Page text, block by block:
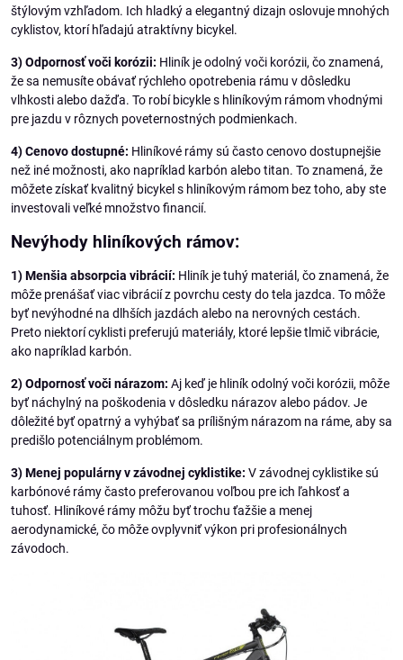
štýlovým vzhľadom. Ich hladký a elegantný dizajn oslovuje mnohých
cyklistov, ktorí hľadajú atraktívny bicykel.
3) Odpornosť voči korózii: Hliník je odolný voči korózii, čo znamená,
že sa nemusíte obávať rýchleho opotrebenia rámu v dôsledku
vlhkosti alebo dažďa. To robí bicykle s hliníkovým rámom vhodnými
pre jazdu v rôznych poveternostných podmienkach.
4) Cenovo dostupné: Hliníkové rámy sú často cenovo dostupnejšie
než iné možnosti, ako napríklad karbón alebo titan. To znamená, že
môžete získať kvalitný bicykel s hliníkovým rámom bez toho, aby ste
investovali veľké množstvo financií.
Nevýhody hliníkových rámov:
1) Menšia absorpcia vibrácií: Hliník je tuhý materiál, čo znamená, že
môže prenášať viac vibrácií z povrchu cesty do tela jazdca. To môže
byť nevýhodné na dlhších jazdách alebo na nerovných cestách.
Preto niektorí cyklisti preferujú materiály, ktoré lepšie tlmič vibrácie,
ako napríklad karbón.
2) Odpornosť voči nárazom: Aj keď je hliník odolný voči korózii, môže
byť náchylný na poškodenia v dôsledku nárazov alebo pádov. Je
dôležité byť opatrný a vyhýbať sa prílišným nárazom na ráme, aby sa
predišlo potenciálnym problémom.
3) Menej populárny v závodnej cyklistike: V závodnej cyklistike sú
karbónové rámy často preferovanou voľbou pre ich ľahkosť a
tuhosť. Hliníkové rámy môžu byť trochu ťažšie a menej
aerodynamické, čo môže ovplyvniť výkon pri profesionálnych
závodoch.